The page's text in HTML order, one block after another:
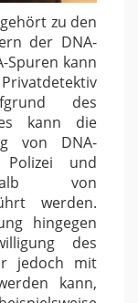
zu den
der DNA-
Spuren kann
des
kann die
von DNA-
und
von
werden.
hingegen
des
jedoch mit
kann,